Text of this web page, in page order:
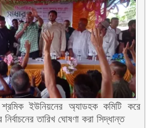
শ্রমিক ইউনিয়নের অ্যাডহক কমিটি করে
তারিখ ঘোষণা করা সিদ্ধান্ত